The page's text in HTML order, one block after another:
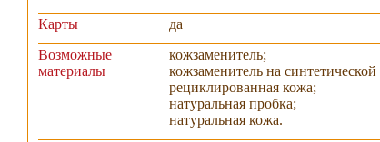
Карты
да
Возможные
материалы
кожзаменитель;
кожзаменитель на синтетической
рециклированная кожа;
натуральная пробка;
натуральная кожа.